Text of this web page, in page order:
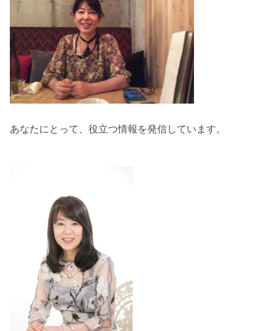
あなたにとって、役立つ情報を発信しています。